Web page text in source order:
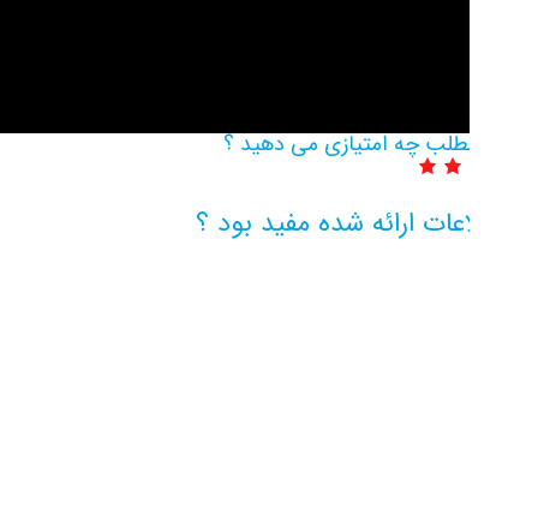
چه امتیازی می دهید ؟
ارائه شده مفید بود ؟